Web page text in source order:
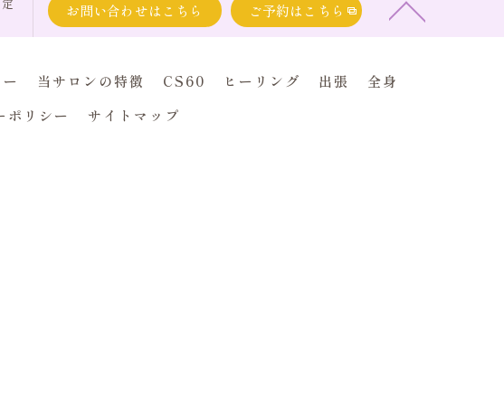
お問い合わせはこちら ご予約はこちら
当サロンの特徴 CS60 ヒーリング 出張
全身
ポリシー サイトマップ